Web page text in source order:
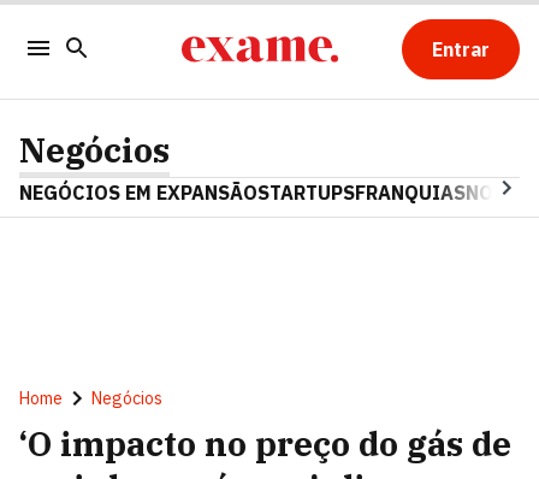
Entrar
Negócios
NEGÓCIOS EM EXPANSÃOSTARTUPSFRANQUIAS
Home Negócios
‘O impacto no preço do gás de